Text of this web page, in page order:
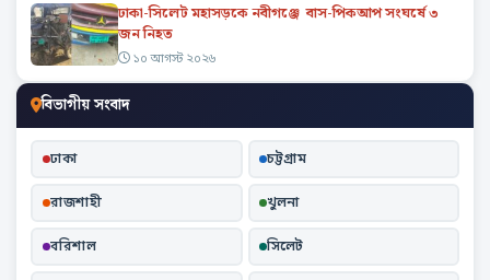
ঢাকা-সিলেট মহাসড়কে নবীগঞ্জে বাস-পিকআপ সংঘর্ষে ৩
জন নিহত
১০ আগস্ট ২০২৬
বিভাগীয় সংবাদ
ঢাকা চট্টগ্রাম
রাজশাহী খুলনা
বরিশাল সিলেট